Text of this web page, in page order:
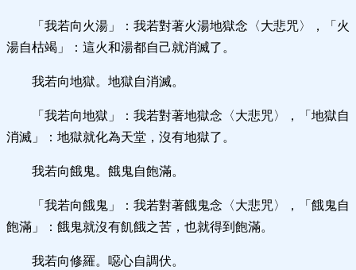
「我若向火湯」：我若對著火湯地獄念〈大悲咒〉，「火
湯自枯竭」：這火和湯都自己就消滅了。
我若向地獄。地獄自消滅。
「我若向地獄」：我若對著地獄念〈大悲咒〉，「地獄自
消滅」：地獄就化為天堂，沒有地獄了。
我若向餓鬼。餓鬼自飽滿。
「我若向餓鬼」：我若對著餓鬼念〈大悲咒〉，「餓鬼自
飽滿」：餓鬼就沒有飢餓之苦，也就得到飽滿。
我若向修羅。噁心自調伏。